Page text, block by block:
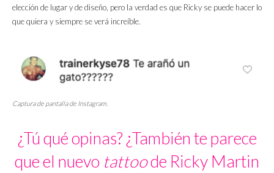
elección de lugar y de diseño, pero la verdad es que Ricky se puede hacer lo
que quiera y siempre se verá increíble.
Captura de pantalla de Instagram.
¿Tú qué opinas? ¿También te parece
que el nuevo tattoode Ricky Martin